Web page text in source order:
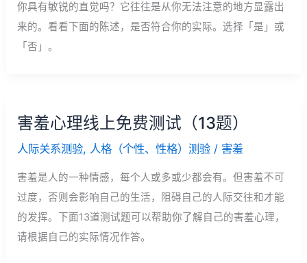
你具有敏锐的直觉吗？它往往是从你无法注意的地方显露出
来的。看看下面的陈述，是否符合你的实际。选择「是」或
「否」。
害羞心理线上免费测试（13题）
人际关系测验, 人格（个性、性格）测验 / 害羞
害羞是人的一种情感，每个人或多或少都会有。但害羞不可
过度，否则会影响自己的生活，阻碍自己的人际交往和才能
的发挥。下面13道测试题可以帮助你了解自己的害羞心理，
请根据自己的实际情况作答。